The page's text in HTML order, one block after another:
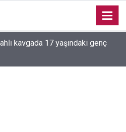
ve Demirtaş açıklaması